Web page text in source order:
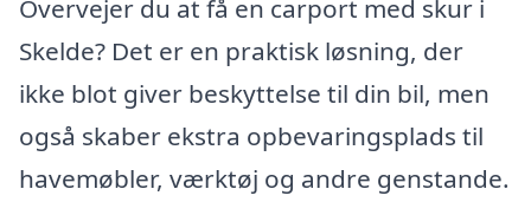
Overvejer du at få en carport med skur i
Skelde? Det er en praktisk løsning, der
ikke blot giver beskyttelse til din bil, men
også skaber ekstra opbevaringsplads til
havemøbler, værktøj og andre genstande.